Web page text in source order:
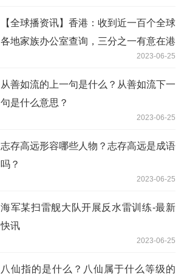
【全球播资讯】香港：收到近一百个全球
各地家族办公室查询，三分之一有意在港
2023-06-25
从善如流的上一句是什么？从善如流下一
句是什么意思？
2023-06-25
志存高远形容哪些人物？志存高远是成语
吗？
2023-06-25
海军某扫雷舰大队开展反水雷训练-最新
快讯
2023-06-25
八仙指的是什么？八仙属于什么等级的